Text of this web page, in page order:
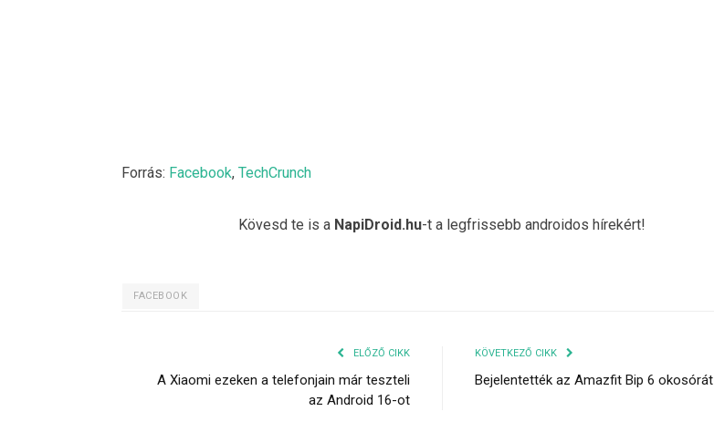
Forrás: Facebook, TechCrunch
Kövesd te is a NapiDroid.hu-t a legfrissebb androidos hírekért!
FACEBOOK
ELŐZŐ CIKK
A Xiaomi ezeken a telefonjain már teszteli
az Android 16-ot
KÖVETKEZŐ CIKK
Bejelentették az Amazfit Bip 6 okosórát